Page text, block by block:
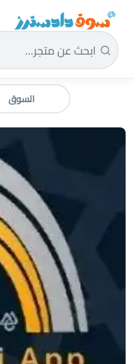
سوق دادسترز الرئيسية
السوق